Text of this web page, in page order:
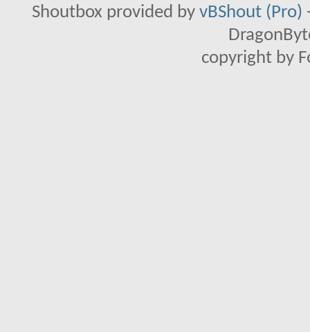
Shoutbox provided by vBShout (Pro)
copyright by